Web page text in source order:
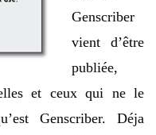
Genscriber
vient d’être
publiée,
et ceux qui ne le
Genscriber. Déja